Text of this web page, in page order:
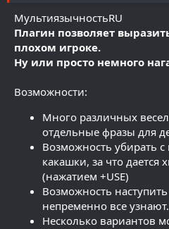
d
a
t
e
МультиязычностьRU
Плагин позволяет
плохом игроке.
Ну или просто немного
Возможности:
Много различных
отдельные фразы для
Возможность убирать
какашки, за что дается
(нажатием +USE)
Возможность
непременно все узнают.
Несколько вариантов